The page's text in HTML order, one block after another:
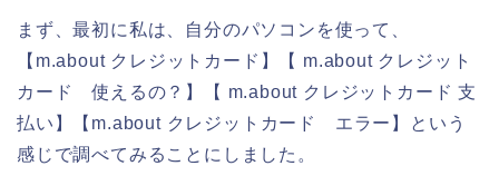
まず、最初に私は、自分のパソコンを使って、
【m.about クレジットカード】【 m.about クレジット
カード 使えるの？】【 m.about クレジットカード 支
払い】【m.about クレジットカード エラー】という
感じで調べてみることにしました。